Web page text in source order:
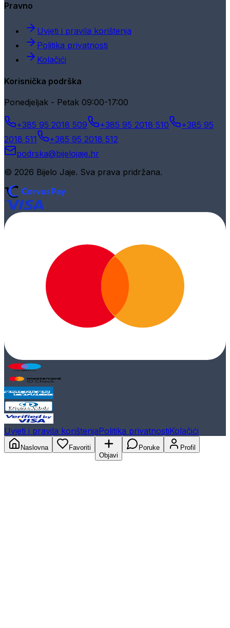
Pravno
Uvjeti i pravila korištenja
Politika privatnosti
Kolačići
Korisnička podrška
Ponedjeljak - Petak 09:00-17:00
+385 95 2018 509 +385 95 2018 510
+385 95
2018 511
+385 95 2018 512
podrska@bijelojaje.hr
© 2026 Bijelo Jaje. Sva prava pridržana.
Uvjeti i pravila korištenjaPolitika privatnostiKolačići
Naslovna
Favoriti
Objavi
Poruke Profil